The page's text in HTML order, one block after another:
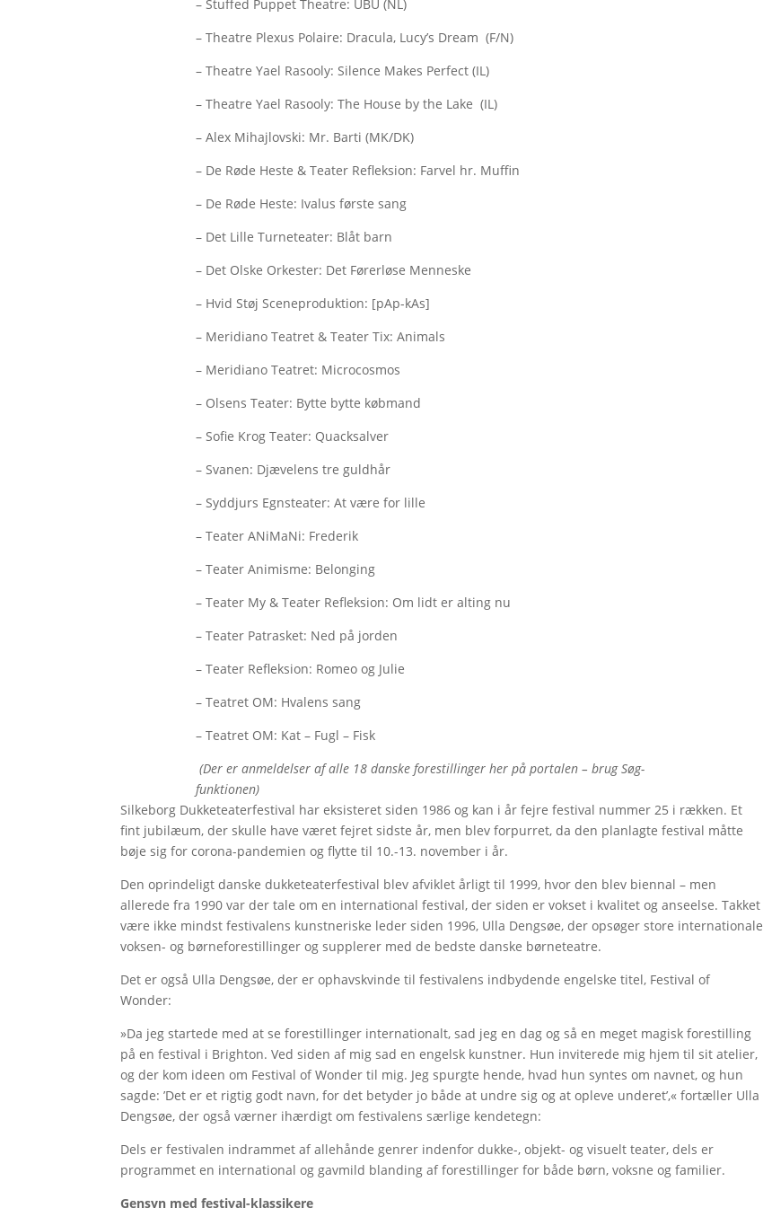
– Stuffed Puppet Theatre: UBU (NL)
– Theatre Plexus Polaire: Dracula, Lucy’s Dream (F/N)
– Theatre Yael Rasooly: Silence Makes Perfect (IL)
– Theatre Yael Rasooly: The House by the Lake (IL)
– Alex Mihajlovski: Mr. Barti (MK/DK)
– De Røde Heste & Teater Refleksion: Farvel hr. Muffin
– De Røde Heste: Ivalus første sang
– Det Lille Turneteater: Blåt barn
– Det Olske Orkester: Det Førerløse Menneske
– Hvid Støj Sceneproduktion: [pAp-kAs]
– Meridiano Teatret & Teater Tix: Animals
– Meridiano Teatret: Microcosmos
– Olsens Teater: Bytte bytte købmand
– Sofie Krog Teater: Quacksalver
– Svanen: Djævelens tre guldhår
– Syddjurs Egnsteater: At være for lille
– Teater ANiMaNi: Frederik
– Teater Animisme: Belonging
– Teater My & Teater Refleksion: Om lidt er alting nu
– Teater Patrasket: Ned på jorden
– Teater Refleksion: Romeo og Julie
– Teatret OM: Hvalens sang
– Teatret OM: Kat – Fugl – Fisk
(Der er anmeldelser af alle 18 danske forestillinger her på portalen – brug Søg-
funktionen)
Silkeborg Dukketeaterfestival har eksisteret siden 1986 og kan i år fejre festival nummer 25 i rækken. Et
fint jubilæum, der skulle have været fejret sidste år, men blev forpurret, da den planlagte festival måtte
bøje sig for corona-pandemien og flytte til 10.-13. november i år.
Den oprindeligt danske dukketeaterfestival blev afviklet årligt til 1999, hvor den blev biennal – men
allerede fra 1990 var der tale om en international festival, der siden er vokset i kvalitet og anseelse. Takket
være ikke mindst festivalens kunstneriske leder siden 1996, Ulla Dengsøe, der opsøger store internationale
voksen- og børneforestillinger og supplerer med de bedste danske børneteatre.
Det er også Ulla Dengsøe, der er ophavskvinde til festivalens indbydende engelske titel, Festival of
Wonder:
»Da jeg startede med at se forestillinger internationalt, sad jeg en dag og så en meget magisk forestilling
på en festival i Brighton. Ved siden af mig sad en engelsk kunstner. Hun inviterede mig hjem til sit atelier,
og der kom ideen om Festival of Wonder til mig. Jeg spurgte hende, hvad hun syntes om navnet, og hun
sagde: ’Det er et rigtig godt navn, for det betyder jo både at undre sig og at opleve underet’,« fortæller Ulla
Dengsøe, der også værner ihærdigt om festivalens særlige kendetegn:
Dels er festivalen indrammet af allehånde genrer indenfor dukke-, objekt- og visuelt teater, dels er
programmet en international og gavmild blanding af forestillinger for både børn, voksne og familier.
Gensyn med festival-klassikere